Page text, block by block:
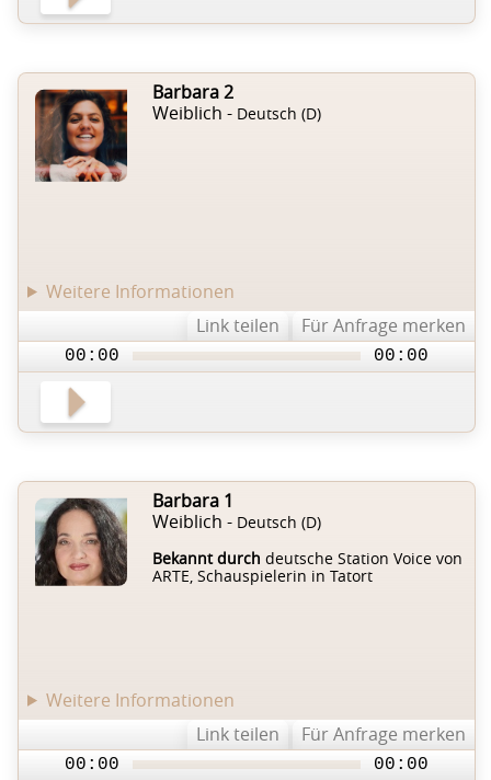
Barbara 2
Weiblich - Deutsch (D)
Weitere Informationen
Link teilen
Für Anfrage merken
00:00 00:00
Barbara 1
Weiblich - Deutsch (D)
Bekannt durch deutsche Station Voice von
ARTE, Schauspielerin in Tatort
Weitere Informationen
Link teilen
Für Anfrage merken
00:00 00:00